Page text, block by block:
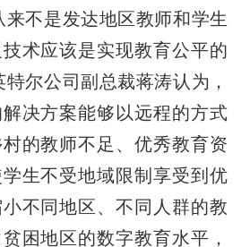
来不是发达地区教师和学生
术应该是实现教育公平的
尔公司副总裁蒋涛认为，
决方案能够以远程的方式
的教师不足、优秀教育资
生不受地域限制享受到优
不同地区、不同人群的教
困地区的数字教育水平，